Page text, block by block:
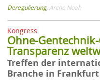
Deregulierung, Arche Noah
Kongress
Ohne-
Transparenz
Treffen der
Branche in Frankfurt